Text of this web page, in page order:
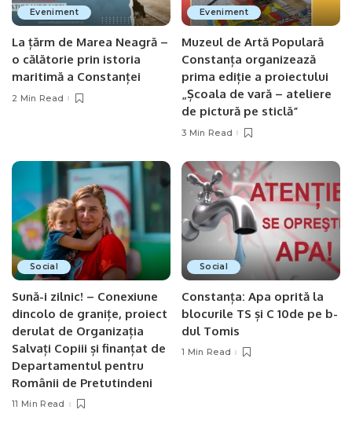
Eveniment
La țărm de Marea Neagră –
o călătorie prin istoria
maritimă a Constanței
2 Min Read
Eveniment
Muzeul de Artă Populară
Constanța organizează
prima ediție a proiectului
„Școala de vară – ateliere
de pictură pe sticlă”
3 Min Read
Social
Sună-i zilnic! – Conexiune
dincolo de granițe, proiect
derulat de Organizația
Salvați Copiii și finanțat de
Departamentul pentru
Românii de Pretutindeni
11 Min Read
Social
Constanța: Apa oprită la
blocurile TS și C 10de pe b-
dul Tomis
1 Min Read